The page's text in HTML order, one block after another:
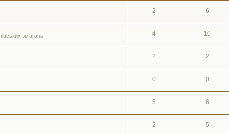
2 6
змагань
4 10
2 2
0 0
5 6
2 5